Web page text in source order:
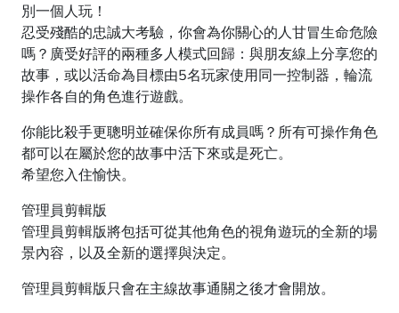
別一個人玩！
忍受殘酷的忠誠大考驗，你會為你關心的人甘冒生命危險
嗎？廣受好評的兩種多人模式回歸：與朋友線上分享您的
故事，或以活命為目標由5名玩家使用同一控制器，輪流
操作各自的角色進行遊戲。
你能比殺手更聰明並確保你所有成員嗎？所有可操作角色
都可以在屬於您的故事中活下來或是死亡。
希望您入住愉快。
管理員剪輯版
管理員剪輯版將包括可從其他角色的視角遊玩的全新的場
景內容，以及全新的選擇與決定。
管理員剪輯版只會在主線故事通關之後才會開放。